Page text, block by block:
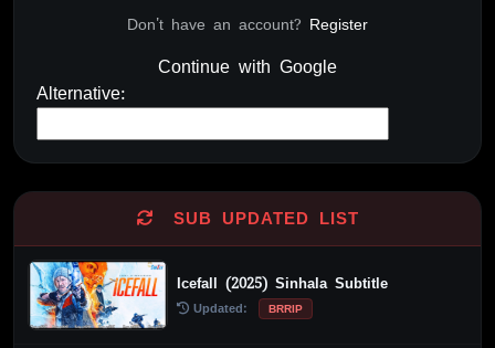
Don't have an account? Register
Continue with Google
Alternative:
SUB UPDATED LIST
Icefall (2025) Sinhala Subtitle
Updated: BRRIP